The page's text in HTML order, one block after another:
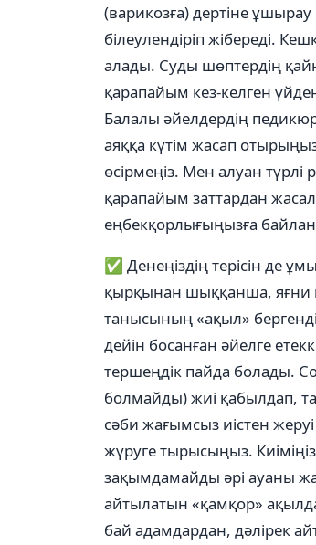
(варикозға) дертіне
білеулендіріп жібереді.
алады. Суды шөптердің
қарапайым кез-келген
Балалы әйелдердің
аяққа күтім жасап
өсірмеңіз. Мен алуан түрлі
қарапайым заттардан
еңбекқорлығыңызға
✅ Денеңіздің терісін де
қырқынан шыққанша, яғни
танысының «ақыл»
дейін босанған әйелге
тершеңдік пайда болады.
болмайды) жиі қабылдап,
сәби жағымсыз иістен
жүруге тырысыңыз.
зақымдамайды әрі ауаны
айтылатын «қамқор»
бай адамдардан, дәлірек